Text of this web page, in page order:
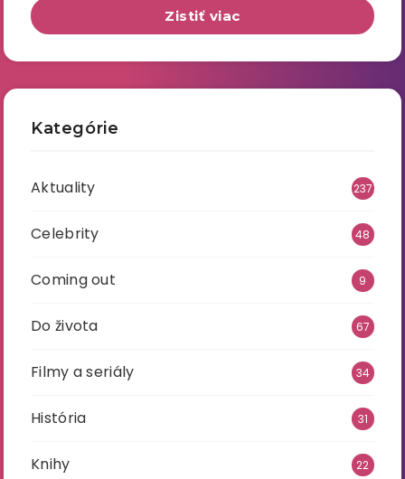
Zistiť viac
Kategórie
Aktuality 237
Celebrity 48
Coming out 9
Do života 67
Filmy a seriály 34
História 31
Knihy 22